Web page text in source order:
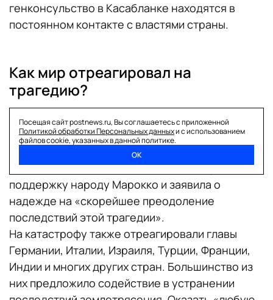
генконсульство в Касабланке находятся в
постоянном контакте с властями страны.
Как мир отреагировал на
трагедию?
Президент РФ Владимир Путин в связи с
трагедией уженаправилкоролю Марокко свои
соболезнования. Кроме того, председатель
Совфеда РФ Валентина Матвиенко выразила
поддержку народу Марокко и заявила о
надежде на «скорейшее преодоление
последствий этой трагедии».
На катастрофу также отреагировали главы
Германии, Италии, Израиля, Турции, Франции,
Индии и многих других стран. Большинство из
них предложило содействие в устранении
Посещая сайт postnews.ru, Вы соглашаетесь с приложенной
Политикой обработки Персональных данныхи с использованием
файлов cookie, указанных в данной политике.
ОК